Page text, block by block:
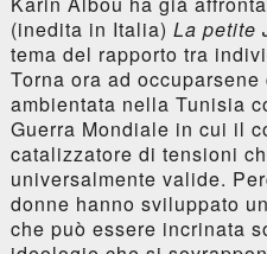
(inedita in Italia) La petite
tema del rapporto tra
Torna ora ad
ambientata nella Tunisia
Guerra Mondiale in cui il
catalizzatore di tensioni
universalmente valide.
donne hanno sviluppato
che può essere incrinata